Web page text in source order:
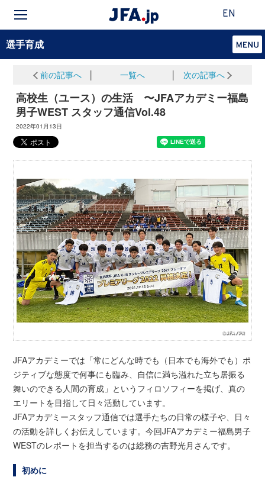
EN
選手育成
前の記事へ 一覧へ 次の記事へ
高校生（ユース）の生活 〜JFAアカデミー福島
男子WEST スタッフ通信Vol.48
2022年01月13日
JFAアカデミーでは「常にどんな時でも（日本でも海外でも）ポ
ジティブな態度で何事にも臨み、自信に満ち溢れた立ち居振る
舞いのできる人間の育成」というフィロソフィーを掲げ、真の
エリートを目指して日々活動しています。
JFAアカデミースタッフ通信では選手たちの日常の様子や、日々
の活動を詳しくお伝えしています。今回JFAアカデミー福島男子
WESTのレポートを担当するのは総務の吉野光月さんです。
初めに